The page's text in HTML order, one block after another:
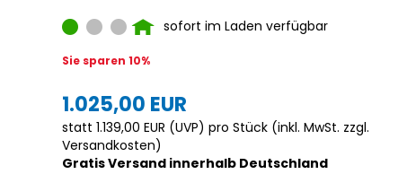
sofort im Laden verfügbar
Sie sparen 10%
1.025,00 EUR
statt 1.139,00 EUR (UVP) pro Stück (inkl. MwSt. zzgl.
Versandkosten)
Gratis Versand innerhalb Deutschland